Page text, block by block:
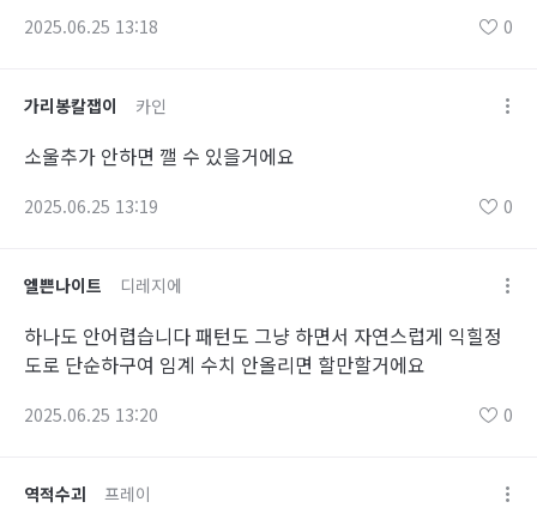
2025.06.25 13:18 0
가리봉칼잽이 카인
소울추가 안하면 깰 수 있을거에요
2025.06.25 13:19 0
엘쁜나이트 디레지에
하나도 안어렵습니다 패턴도 그냥 하면서 자연스럽게 익힐정
도로 단순하구여 임계 수치 안올리면 할만할거에요
2025.06.25 13:20 0
역적수괴 프레이